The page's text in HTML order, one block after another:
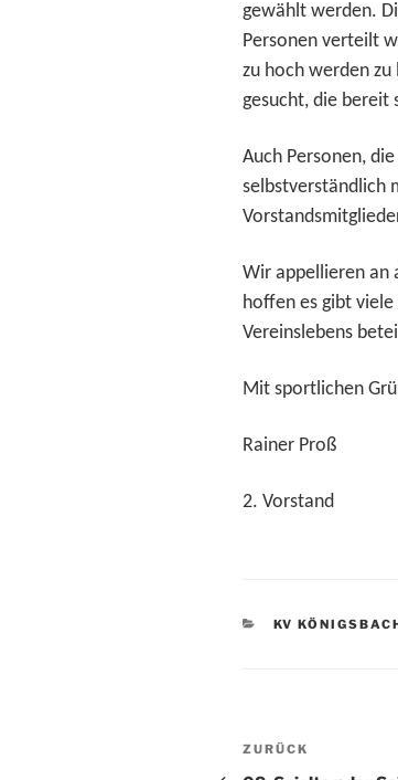
gewählt werden.
Personen verteilt
zu hoch werden zu
gesucht, die bereit
Auch Personen,
selbstverständlich
Wir appellieren an
hoffen es gibt
Vereinslebens
Mit sportlichen
Rainer Proß
2. Vorstand
KATEGORIEN
KV
Vorheriger
ZURÜCK